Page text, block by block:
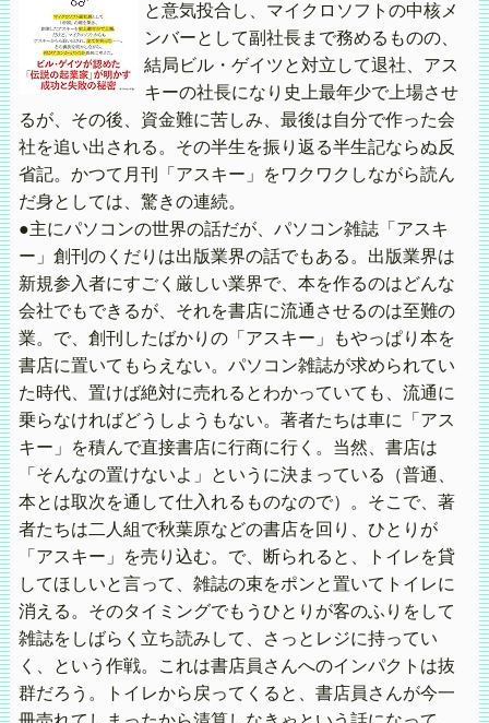
と意気投合し、マイクロソフトの中核メ
ンバーとして副社長まで務めるものの、
結局ビル・ゲイツと対立して退社、アス
キーの社長になり史上最年少で上場させ
るが、その後、資金難に苦しみ、最後は自分で作った会
社を追い出される。その半生を振り返る半生記ならぬ反
省記。かつて月刊「アスキー」をワクワクしながら読ん
だ身としては、驚きの連続。
●主にパソコンの世界の話だが、パソコン雑誌「アスキ
ー」創刊のくだりは出版業界の話でもある。出版業界は
新規参入者にすごく厳しい業界で、本を作るのはどんな
会社でもできるが、それを書店に流通させるのは至難の
業。で、創刊したばかりの「アスキー」もやっぱり本を
書店に置いてもらえない。パソコン雑誌が求められてい
た時代、置けば絶対に売れるとわかっていても、流通に
乗らなければどうしようもない。著者たちは車に「アス
キー」を積んで直接書店に行商に行く。当然、書店は
「そんなの置けないよ」というに決まっている（普通、
本とは取次を通して仕入れるものなので）。そこで、著
者たちは二人組で秋葉原などの書店を回り、ひとりが
「アスキー」を売り込む。で、断られると、トイレを貸
してほしいと言って、雑誌の束をポンと置いてトイレに
消える。そのタイミングでもうひとりが客のふりをして
雑誌をしばらく立ち読みして、さっとレジに持ってい
く、という作戦。これは書店員さんへのインパクトは抜
群だろう。トイレから戻ってくると、書店員さんが今一